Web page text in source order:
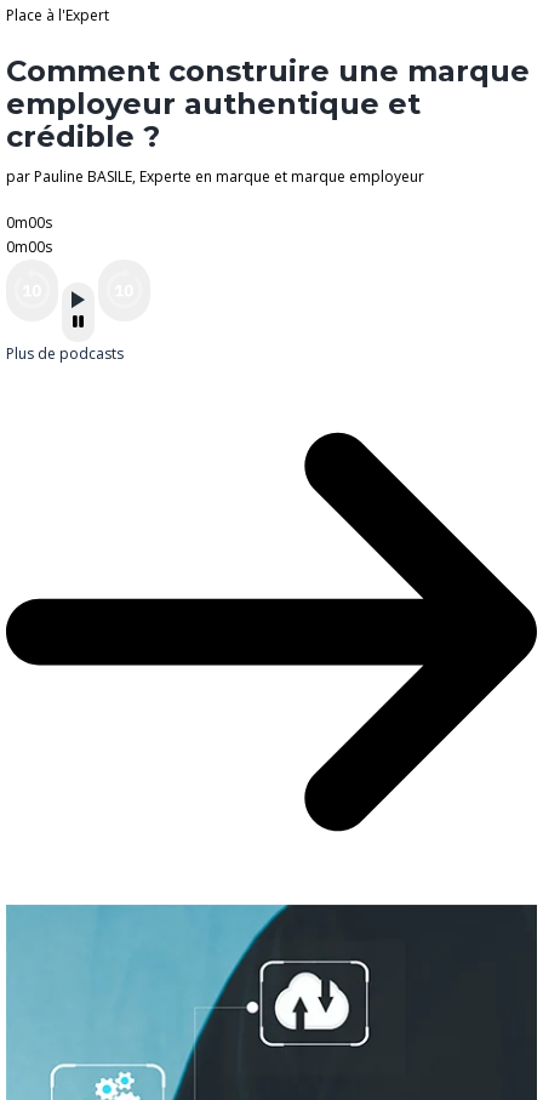
Place à l'Expert
Comment construire une marque
employeur authentique et
crédible ?
par Pauline BASILE, Experte en marque et marque employeur
0m00s
0m00s
Plus de podcasts